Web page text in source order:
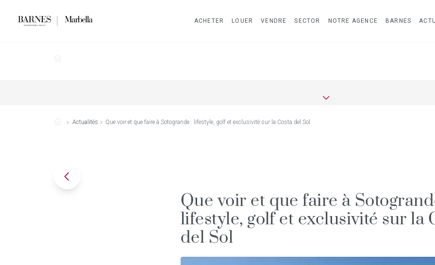
ACHETER LOUER VENDRE SECTOR NOTRE AGENCE BARNES
Actualités Que voir et que faire à Sotogrande : lifestyle, golf et exclusivité sur la Costa del Sol
Que voir et que faire à
lifestyle, golf et exclusivité sur la
del Sol